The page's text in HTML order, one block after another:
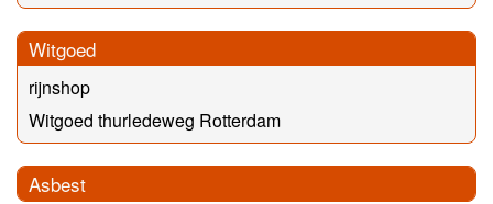
Witgoed
rijnshop
Witgoed thurledeweg Rotterdam
Asbest